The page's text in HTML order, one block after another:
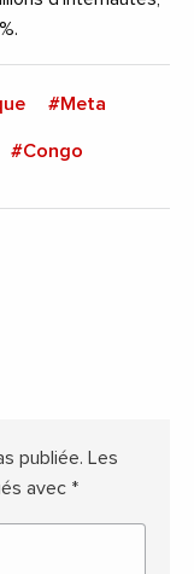
#Meta
#Congo
publiée. Les
avec *